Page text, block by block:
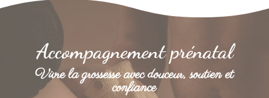
Accompagnement prénatal
Vivre la grossesse avec douceur, soutien et
confiance